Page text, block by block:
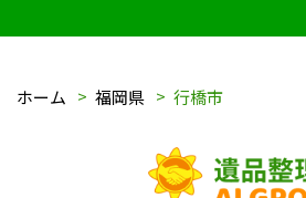
ホーム 福岡県 行橋市